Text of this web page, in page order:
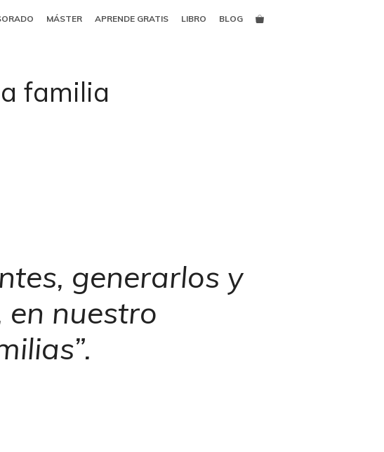
MÁSTER APRENDE GRATIS LIBRO BLOG
familia
generarlos y
nuestro